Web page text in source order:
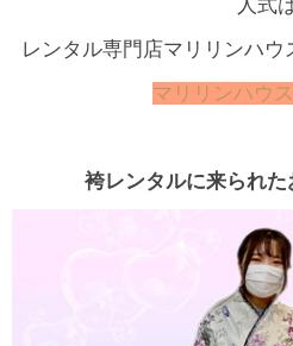
人式
レンタル専門店マリリンハ
マリリンハウ
袴レンタルに来られた